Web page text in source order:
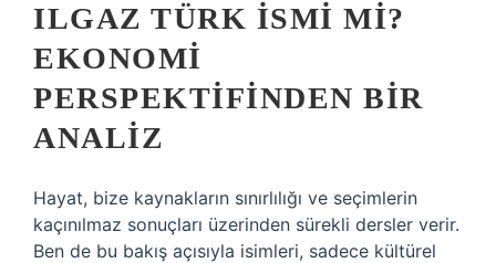
ILGAZ TÜRK İSMI MI?
EKONOMI
PERSPEKTIFINDEN BIR
ANALIZ
Hayat, bize kaynakların sınırlılığı ve seçimlerin
kaçınılmaz sonuçları üzerinden sürekli dersler verir.
Ben de bu bakış açısıyla isimleri, sadece kültürel